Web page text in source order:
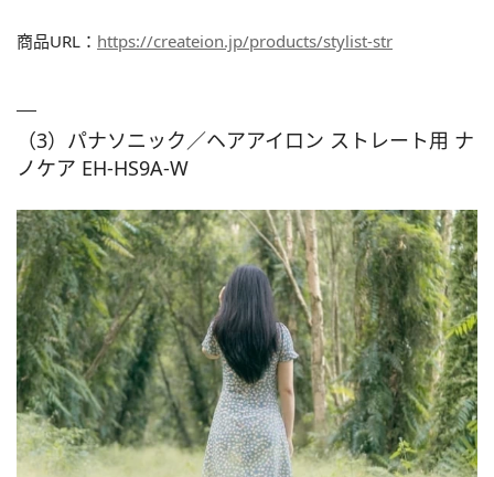
商品URL： https://createion.jp/products/stylist-str
（3）パナソニック／ヘアアイロン ストレート用 ナ
ノケア EH-HS9A-W